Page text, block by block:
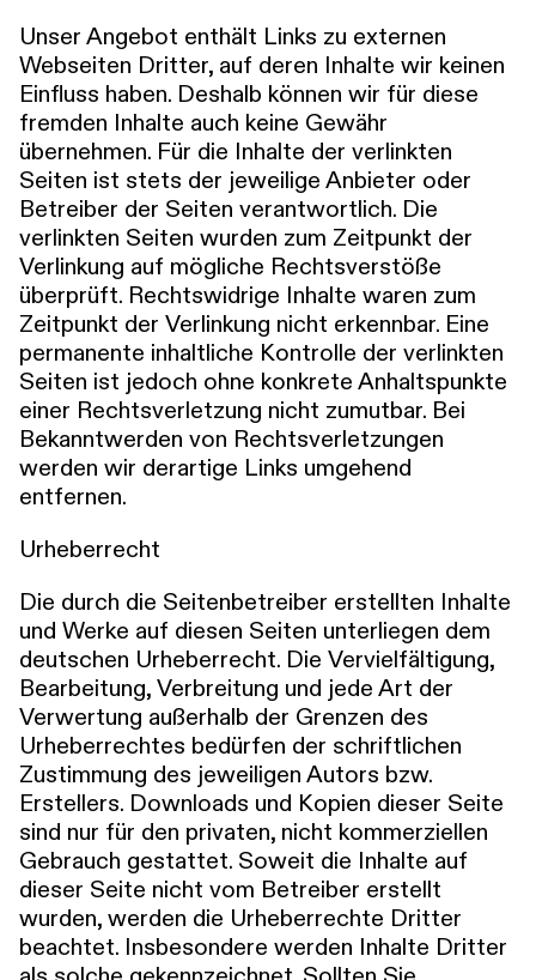
Unser Angebot enthält Links zu externen
Webseiten Dritter, auf deren Inhalte wir keinen
Einfluss haben. Deshalb können wir für diese
fremden Inhalte auch keine Gewähr
übernehmen. Für die Inhalte der verlinkten
Seiten ist stets der jeweilige Anbieter oder
Betreiber der Seiten verantwortlich. Die
verlinkten Seiten wurden zum Zeitpunkt der
Verlinkung auf mögliche Rechtsverstöße
überprüft. Rechtswidrige Inhalte waren zum
Zeitpunkt der Verlinkung nicht erkennbar. Eine
permanente inhaltliche Kontrolle der verlinkten
Seiten ist jedoch ohne konkrete Anhaltspunkte
einer Rechtsverletzung nicht zumutbar. Bei
Bekanntwerden von Rechtsverletzungen
werden wir derartige Links umgehend
entfernen.
Urheberrecht
Die durch die Seitenbetreiber erstellten Inhalte
und Werke auf diesen Seiten unterliegen dem
deutschen Urheberrecht. Die Vervielfältigung,
Bearbeitung, Verbreitung und jede Art der
Verwertung außerhalb der Grenzen des
Urheberrechtes bedürfen der schriftlichen
Zustimmung des jeweiligen Autors bzw.
Erstellers. Downloads und Kopien dieser Seite
sind nur für den privaten, nicht kommerziellen
Gebrauch gestattet. Soweit die Inhalte auf
dieser Seite nicht vom Betreiber erstellt
wurden, werden die Urheberrechte Dritter
beachtet. Insbesondere werden Inhalte Dritter